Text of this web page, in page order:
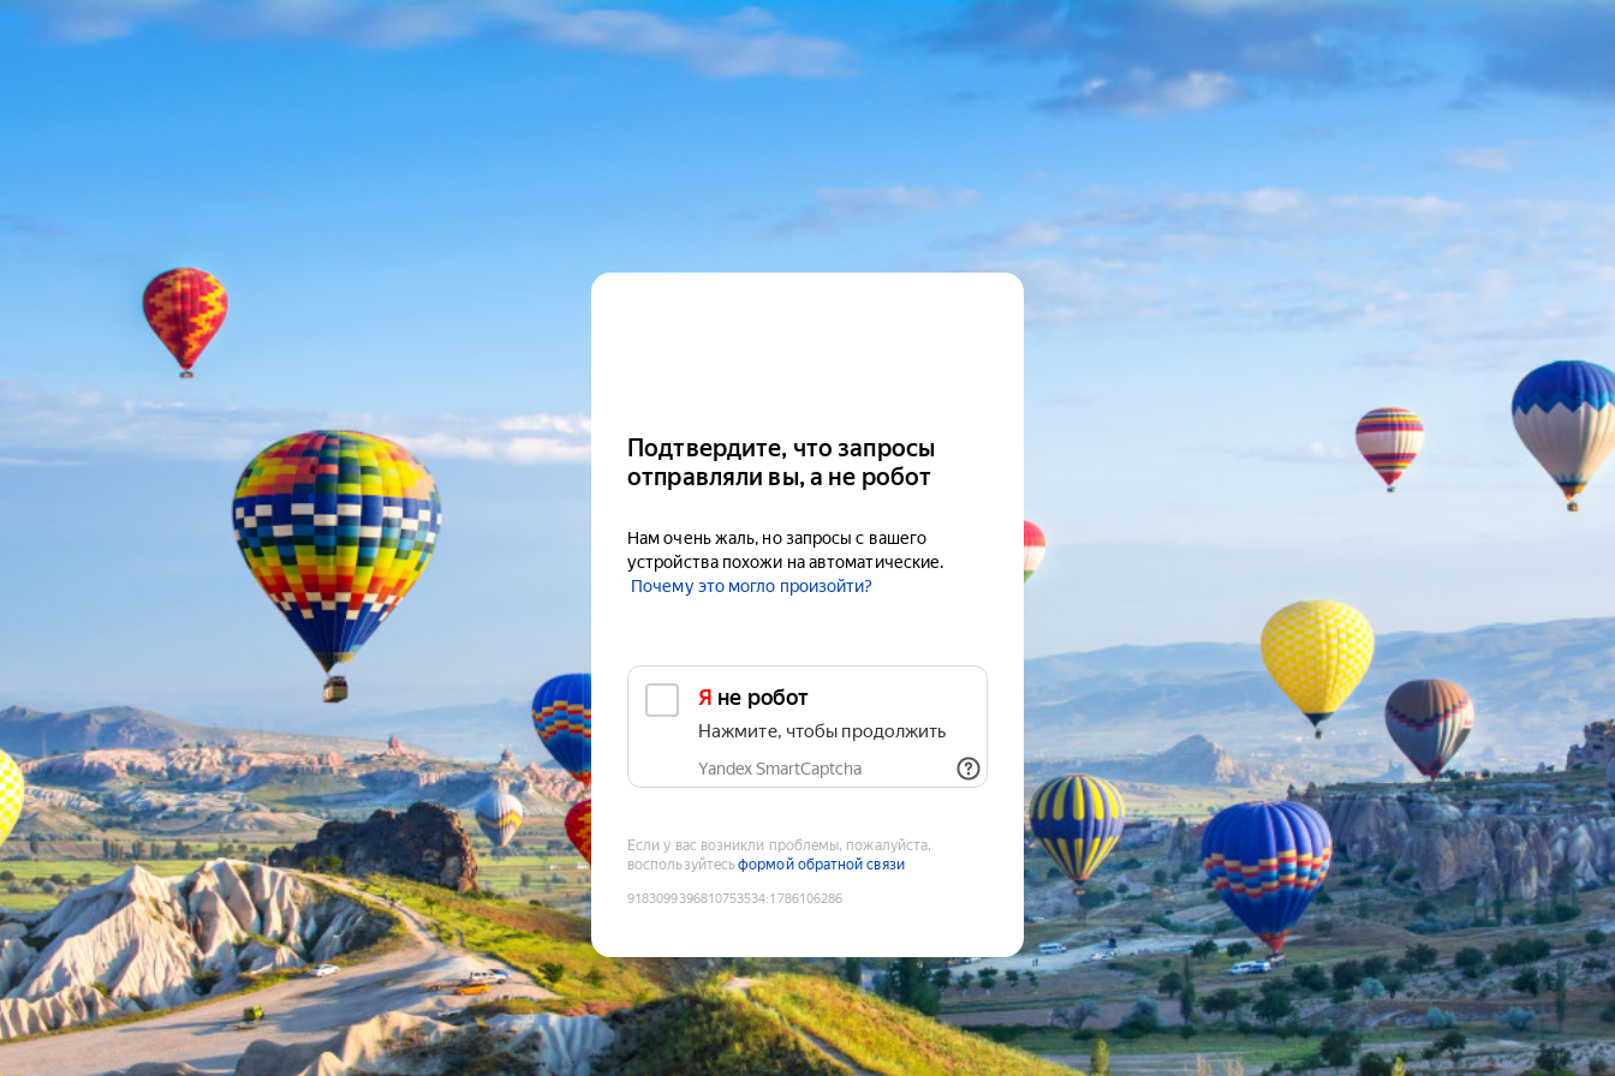
Подтвердите, что запросы
отправляли вы, а не робот
Нам очень жаль, но запросы с вашего
устройства похожи на автоматические.
Почему это могло произойти?
Я не робот
Нажмите, чтобы продолжить
Yandex SmartCaptcha
Если у вас возникли проблемы, пожалуйста,
воспользуйтесьформой обратной связи
9183099396810753534:1786106286